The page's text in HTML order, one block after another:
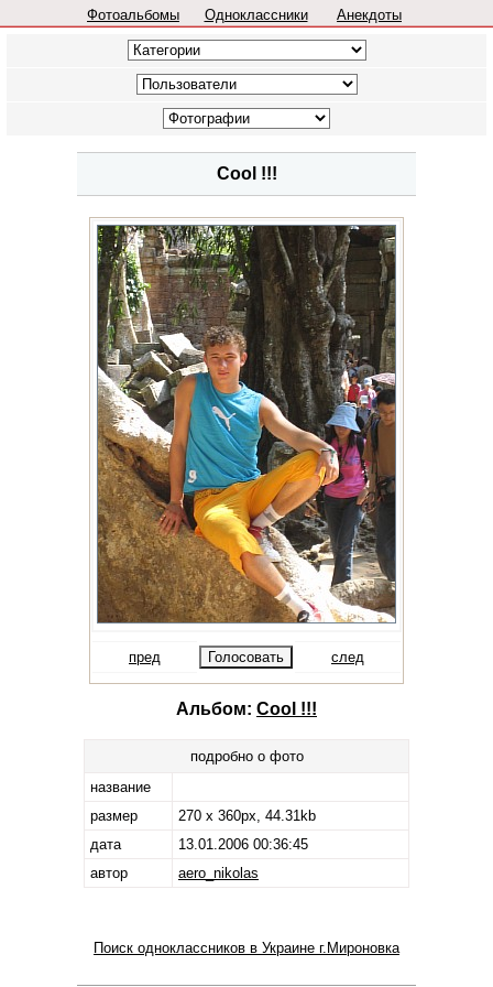
Фотоальбомы Одноклассники Анекдоты
Cool !!!
пред след
Альбом: Cool !!!
подробно о фото
название
размер
270 x 360px, 44.31kb
дата
13.01.2006 00:36:45
автор
aero_nikolas
Поиск одноклассников в Украине г.Мироновка